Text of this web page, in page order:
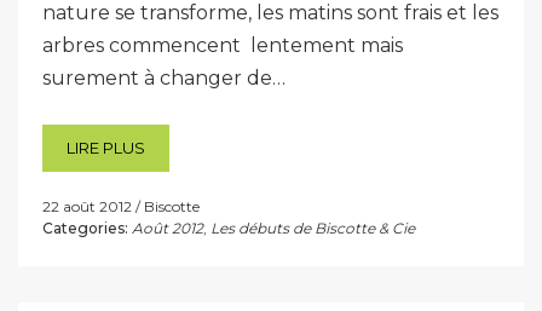
nature se transforme, les matins sont frais et les
arbres commencent lentement mais
surement à changer de…
LIRE PLUS
22 août 2012
Biscotte
Categories: Août 2012, Les débuts de Biscotte & Cie